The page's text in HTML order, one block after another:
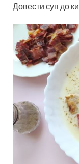
Довести суп до